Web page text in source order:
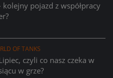
kolejny pojazd z współpracy
OF TANKS
czyli co nasz czeka w
w grze?